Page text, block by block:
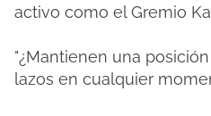
activo como el Gremio
"¿Mantienen una
lazos en cualquier